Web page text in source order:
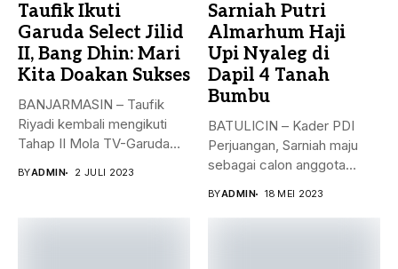
Taufik Ikuti
Garuda Select Jilid
II, Bang Dhin: Mari
Kita Doakan Sukses
BANJARMASIN – Taufik
Riyadi kembali mengikuti
Tahap II Mola TV-Garuda
BYADMIN 2 JULI 2023
Sarniah Putri
Almarhum Haji
Upi Nyaleg di
Dapil 4 Tanah
Bumbu
BATULICIN – Kader PDI
Perjuangan, Sarniah maju
sebagai calon anggota
BYADMIN 18 MEI 2023